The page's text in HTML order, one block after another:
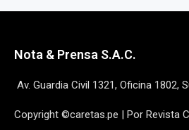
Nota & Prensa S.A.C.
Av. Guardia Civil 1321, Oficina 1802,
Copyright ©caretas.pe | Por Revista